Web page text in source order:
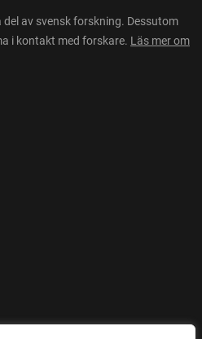
av svensk forskning. Dessutom
i kontakt med forskare. Läs mer om